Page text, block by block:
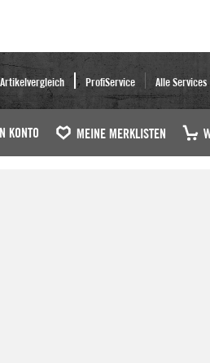
Artikelvergleich ProfiService Alle Services
KONTO MEINE MERKLISTEN